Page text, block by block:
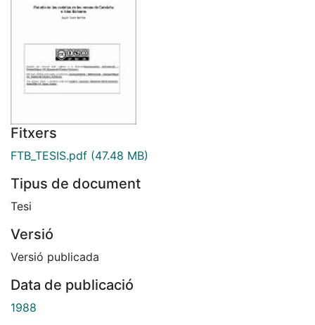
Fitxers
FTB_TESIS.pdf (47.48 MB)
Tipus de document
Tesi
Versió
Versió publicada
Data de publicació
1988